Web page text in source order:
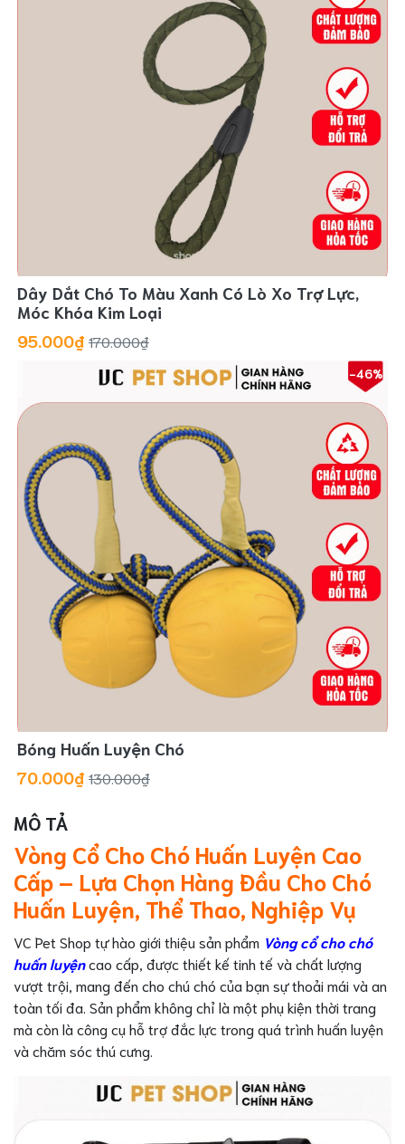
Dây Dắt Chó To Màu Xanh Có Lò Xo Trợ Lực,
Móc Khóa Kim Loại
95.000₫ 170.000₫
-46%
Bóng Huấn Luyện Chó
70.000₫ 130.000₫
MÔ TẢ
Vòng Cổ Cho Chó Huấn Luyện Cao
Cấp – Lựa Chọn Hàng Đầu Cho Chó
Huấn Luyện, Thể Thao, Nghiệp Vụ
VC Pet Shop tự hào giới thiệu sản phẩm Vòng cổ cho chó
huấn luyệncao cấp, được thiết kế tinh tế và chất lượng
vượt trội, mang đến cho chú chó của bạn sự thoải mái và an
toàn tối đa. Sản phẩm không chỉ là một phụ kiện thời trang
mà còn là công cụ hỗ trợ đắc lực trong quá trình huấn luyện
và chăm sóc thú cưng.